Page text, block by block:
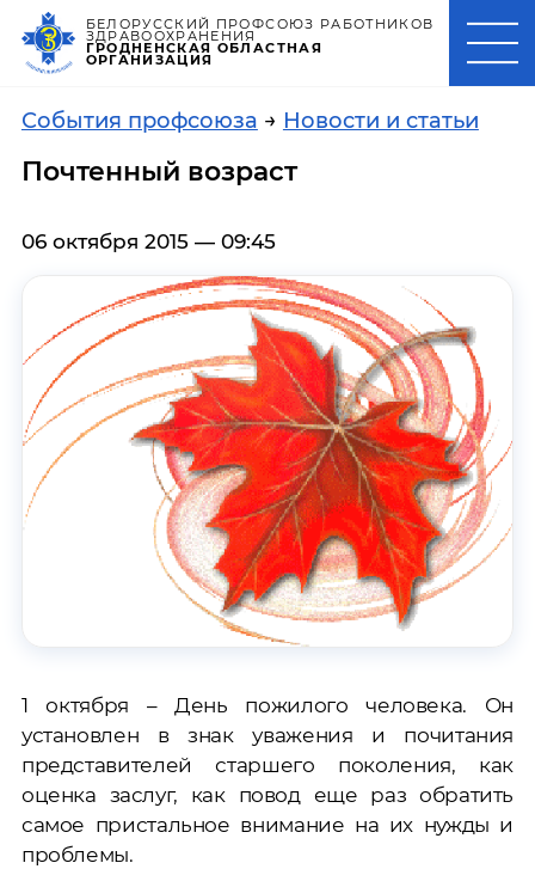
БЕЛОРУССКИЙ ПРОФСОЮЗ РАБОТНИКОВ
ЗДРАВООХРАНЕНИЯ
ГРОДНЕНСКАЯ ОБЛАСТНАЯ
ОРГАНИЗАЦИЯ
События профсоюза → Новости и статьи
Почтенный возраст
06 октября 2015 — 09:45
1 октября – День пожилого человека. Он
установлен в знак уважения и почитания
представителей старшего поколения, как
оценка заслуг, как повод еще раз обратить
самое пристальное внимание на их нужды и
проблемы.